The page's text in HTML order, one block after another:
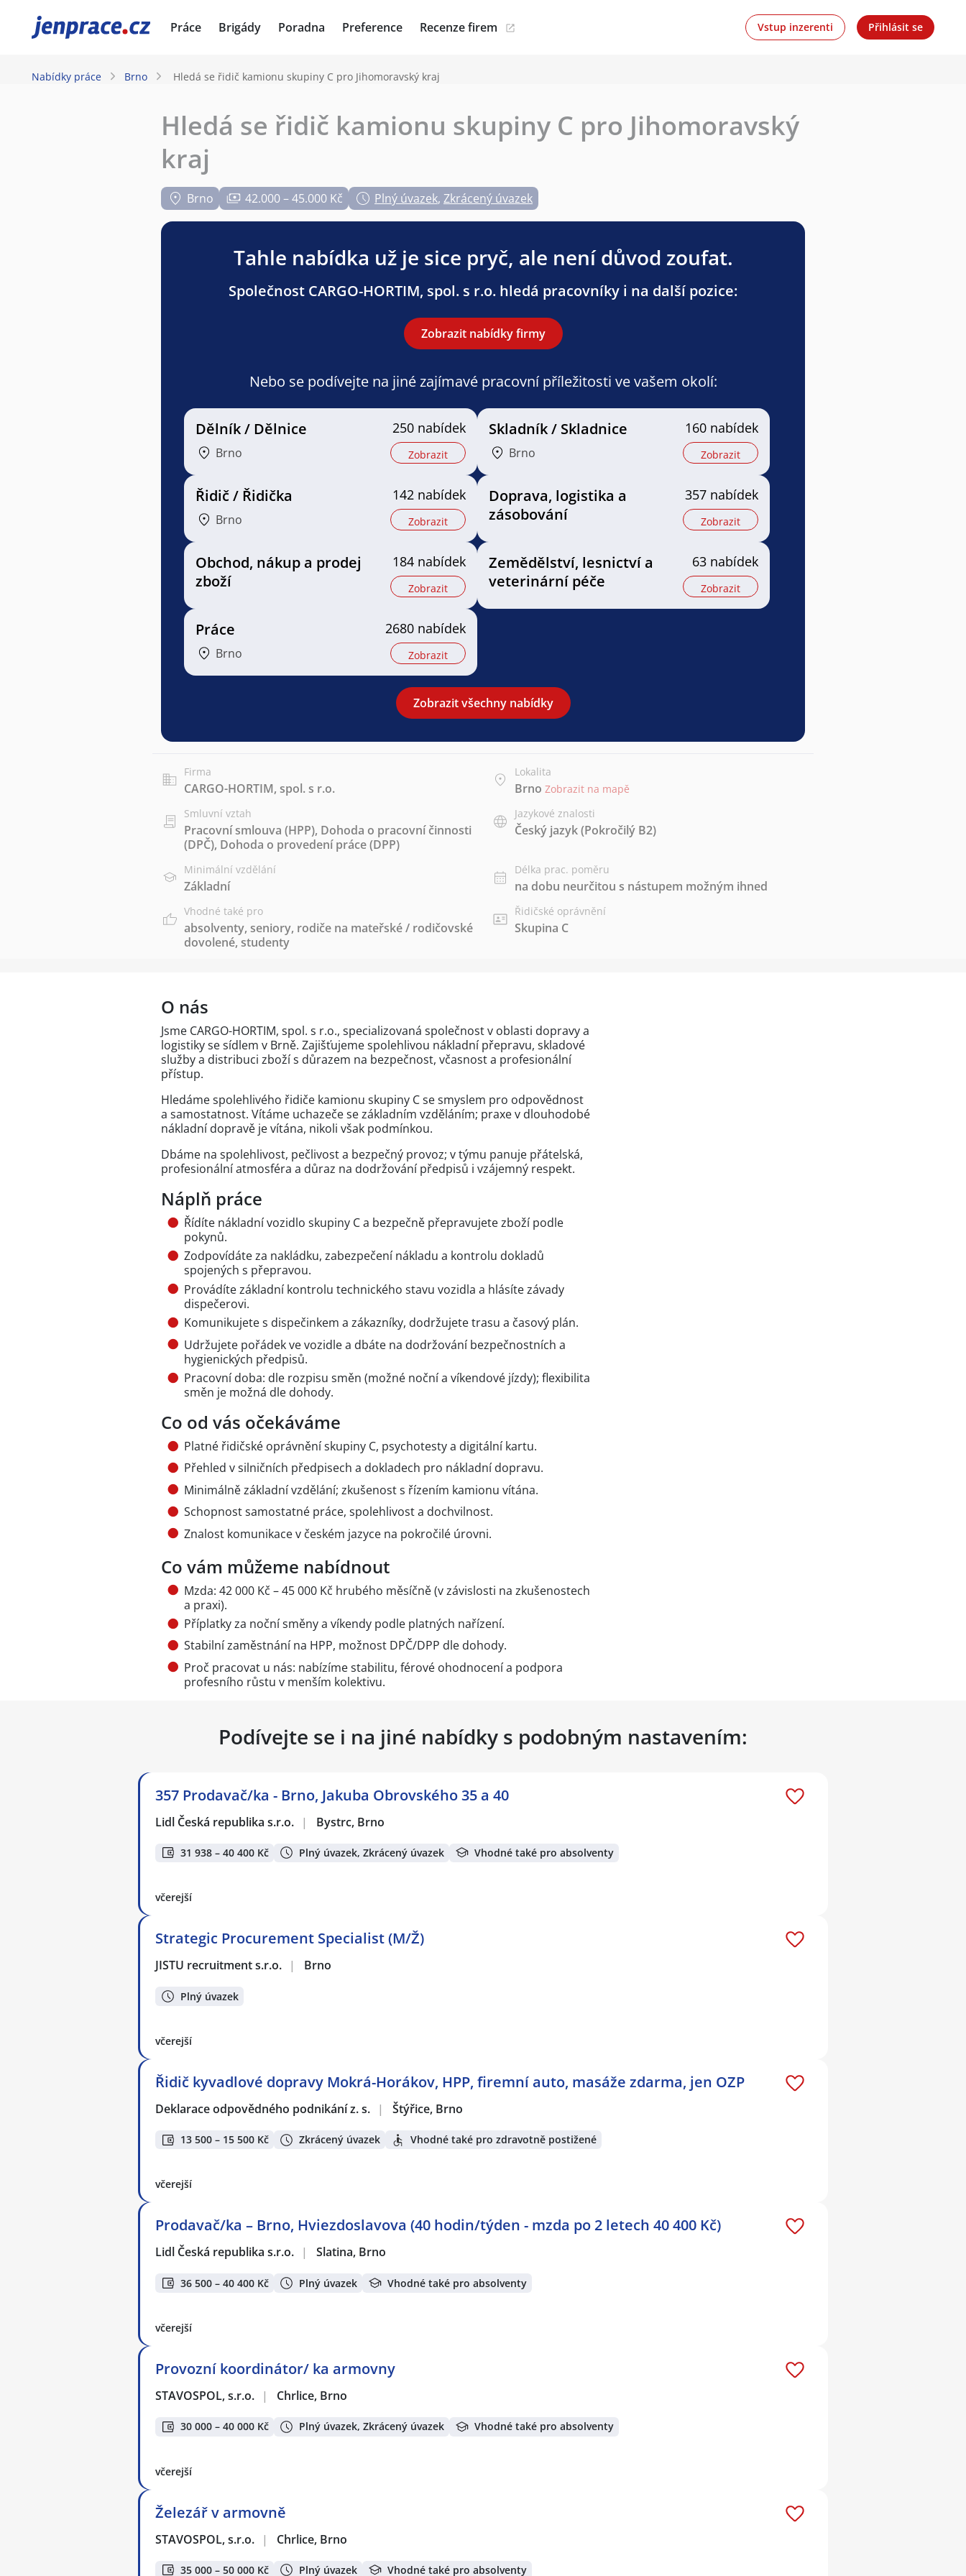
JenPráce.cz Práce Brigády Poradna Preference Recenze firem Vstup inzerenti Přihlásit se
Nabídky práce Brno Hledá se řidič kamionu skupiny C pro Jihomoravský kraj
Hledá se řidič kamionu skupiny C pro Jihomoravský
kraj
Brno 42.000 – 45.000 Kč Plný úvazek, Zkrácený úvazek
Tahle nabídka už je sice pryč, ale není důvod zoufat.
Společnost CARGO-HORTIM, spol. s r.o. hledá pracovníky i na další pozice:
Zobrazit nabídky firmy
Nebo se podívejte na jiné zajímavé pracovní příležitosti ve vašem okolí:
Dělník / Dělnice
Brno
250 nabídek
Zobrazit
Skladník / Skladnice
Brno
160 nabídek
Zobrazit
Řidič / Řidička
Brno
142 nabídek
Zobrazit
Doprava, logistika a
zásobování
357 nabídek
Zobrazit
Obchod, nákup a prodej
zboží
184 nabídek
Zobrazit
Zemědělství, lesnictví a
veterinární péče
63 nabídek
Zobrazit
Práce
Brno
2680 nabídek
Zobrazit
Zobrazit všechny nabídky
Firma
CARGO-HORTIM, spol. s r.o.
Lokalita
Brno Zobrazit na mapě
Smluvní vztah
Pracovní smlouva (HPP), Dohoda o pracovní činnosti
(DPČ), Dohoda o provedení práce (DPP)
Jazykové znalosti
Český jazyk(Pokročilý B2)
Minimální vzdělání
Základní
Délka prac. poměru
na dobu neurčitou s nástupem možným ihned
Vhodné také pro
absolventy, seniory, rodiče na mateřské / rodičovské
dovolené, studenty
Řidičské oprávnění
Skupina C
O nás
Jsme CARGO-HORTIM, spol. s r.o., specializovaná společnost v oblasti dopravy a
logistiky se sídlem v Brně. Zajišťujeme spolehlivou nákladní přepravu, skladové
služby a distribuci zboží s důrazem na bezpečnost, včasnost a profesionální
přístup.
Hledáme spolehlivého řidiče kamionu skupiny C se smyslem pro odpovědnost
a samostatnost. Vítáme uchazeče se základním vzděláním; praxe v dlouhodobé
nákladní dopravě je vítána, nikoli však podmínkou.
Dbáme na spolehlivost, pečlivost a bezpečný provoz; v týmu panuje přátelská,
profesionální atmosféra a důraz na dodržování předpisů i vzájemný respekt.
Náplň práce
Řídíte nákladní vozidlo skupiny C a bezpečně přepravujete zboží podle
pokynů.
Zodpovídáte za nakládku, zabezpečení nákladu a kontrolu dokladů
spojených s přepravou.
Provádíte základní kontrolu technického stavu vozidla a hlásíte závady
dispečerovi.
Komunikujete s dispečinkem a zákazníky, dodržujete trasu a časový plán.
Udržujete pořádek ve vozidle a dbáte na dodržování bezpečnostních a
hygienických předpisů.
Pracovní doba: dle rozpisu směn (možné noční a víkendové jízdy); flexibilita
směn je možná dle dohody.
Co od vás očekáváme
Platné řidičské oprávnění skupiny C, psychotesty a digitální kartu.
Přehled v silničních předpisech a dokladech pro nákladní dopravu.
Minimálně základní vzdělání; zkušenost s řízením kamionu vítána.
Schopnost samostatné práce, spolehlivost a dochvilnost.
Znalost komunikace v českém jazyce na pokročilé úrovni.
Co vám můžeme nabídnout
Mzda: 42 000 Kč – 45 000 Kč hrubého měsíčně (v závislosti na zkušenostech
a praxi).
Příplatky za noční směny a víkendy podle platných nařízení.
Stabilní zaměstnání na HPP, možnost DPČ/DPP dle dohody.
Proč pracovat u nás: nabízíme stabilitu, férové ohodnocení a podpora
profesního růstu v menším kolektivu.
Podívejte se i na jiné nabídky s podobným nastavením:
357 Prodavač/ka - Brno, Jakuba Obrovského 35 a 40
Lidl Česká republika s.r.o. | Bystrc, Brno
31 938 – 40 400 Kč Plný úvazek, Zkrácený úvazek Vhodné také pro absolventy
včerejší
Strategic Procurement Specialist (M/Ž)
JISTU recruitment s.r.o. | Brno
Plný úvazek
včerejší
Řidič kyvadlové dopravy Mokrá-Horákov, HPP, firemní auto, masáže zdarma, jen OZP
Deklarace odpovědného podnikání z. s. | Štýřice, Brno
13 500 – 15 500 Kč Zkrácený úvazek Vhodné také pro zdravotně postižené
včerejší
Prodavač/ka – Brno, Hviezdoslavova (40 hodin/týden - mzda po 2 letech 40 400 Kč)
Lidl Česká republika s.r.o. | Slatina, Brno
36 500 – 40 400 Kč Plný úvazek Vhodné také pro absolventy
včerejší
Provozní koordinátor/ ka armovny
STAVOSPOL, s.r.o. | Chrlice, Brno
30 000 – 40 000 Kč Plný úvazek, Zkrácený úvazek Vhodné také pro absolventy
včerejší
Železář v armovně
STAVOSPOL, s.r.o. | Chrlice, Brno
35 000 – 50 000 Kč Plný úvazek Vhodné také pro absolventy